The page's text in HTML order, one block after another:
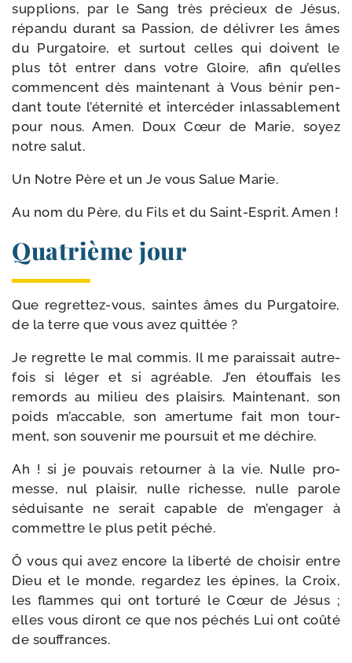
sup­plions, par le Sang très pré­cieux de Jésus,
répan­du durant sa Passion, de déli­vrer les âmes
du Purgatoire, et sur­tout celles qui doivent le
plus tôt entrer dans votre Gloire, afin qu’elles
com­mencent dès main­te­nant à Vous bénir pen­
dant toute l’éternité et inter­cé­der inlas­sa­ble­ment
pour nous. Amen. Doux Cœur de Marie, soyez
notre salut.
Un Notre Père et un Je vous Salue Marie.
Au nom du Père, du Fils et du Saint-​Esprit. Amen !
Quatrième jour
Que regrettez-​vous, saintes âmes du Purgatoire,
de la terre que vous avez quittée ?
Je regrette le mal com­mis. Il me parais­sait autre­
fois si léger et si agréable. J’en étouf­fais les
remords au milieu des plai­sirs. Maintenant, son
poids m’accable, son amer­tume fait mon tour­
ment, son sou­ve­nir me pour­suit et me déchire.
Ah ! si je pou­vais retour­ner à la vie. Nulle pro­
messe, nul plai­sir, nulle richesse, nulle parole
sédui­sante ne serait capable de m’engager à
com­mettre le plus petit péché.
Ô vous qui avez encore la liber­té de choi­sir entre
Dieu et le monde, regar­dez les épines, la Croix,
les flammes qui ont tor­tu­ré le Cœur de Jésus ;
elles vous diront ce que nos péchés Lui ont coû­té
de souffrances.